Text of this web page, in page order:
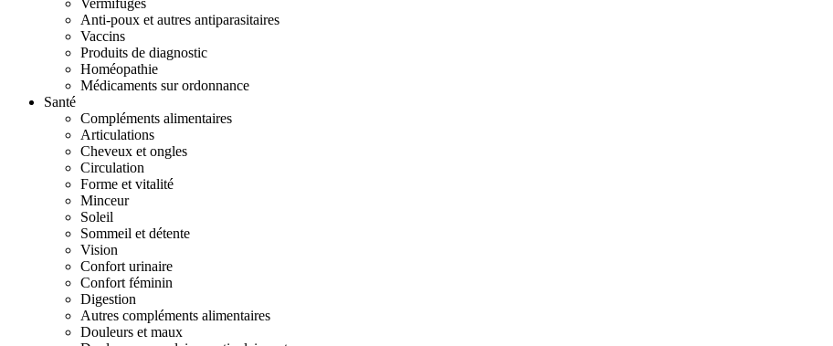
Vermifuges
Anti-poux et autres antiparasitaires
Vaccins
Produits de diagnostic
Homéopathie
Médicaments sur ordonnance
Santé
Compléments alimentaires
Articulations
Cheveux et ongles
Circulation
Forme et vitalité
Minceur
Soleil
Sommeil et détente
Vision
Confort urinaire
Confort féminin
Digestion
Autres compléments alimentaires
Douleurs et maux